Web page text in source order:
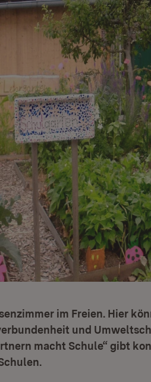
im Freien. Hier
und
macht Schule“ gibt